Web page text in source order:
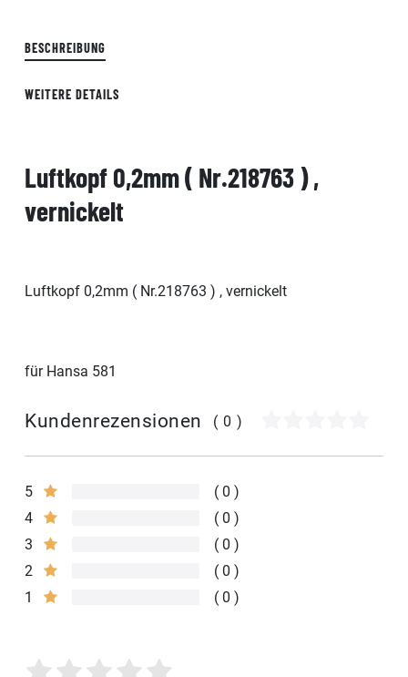
BESCHREIBUNG
WEITERE DETAILS
Luftkopf 0,2mm ( Nr.218763 ) ,
vernickelt
Luftkopf 0,2mm ( Nr.218763 ) , vernickelt
für Hansa 581
Kundenrezensionen (0)
5
0
4
0
3
0
2
0
1
0